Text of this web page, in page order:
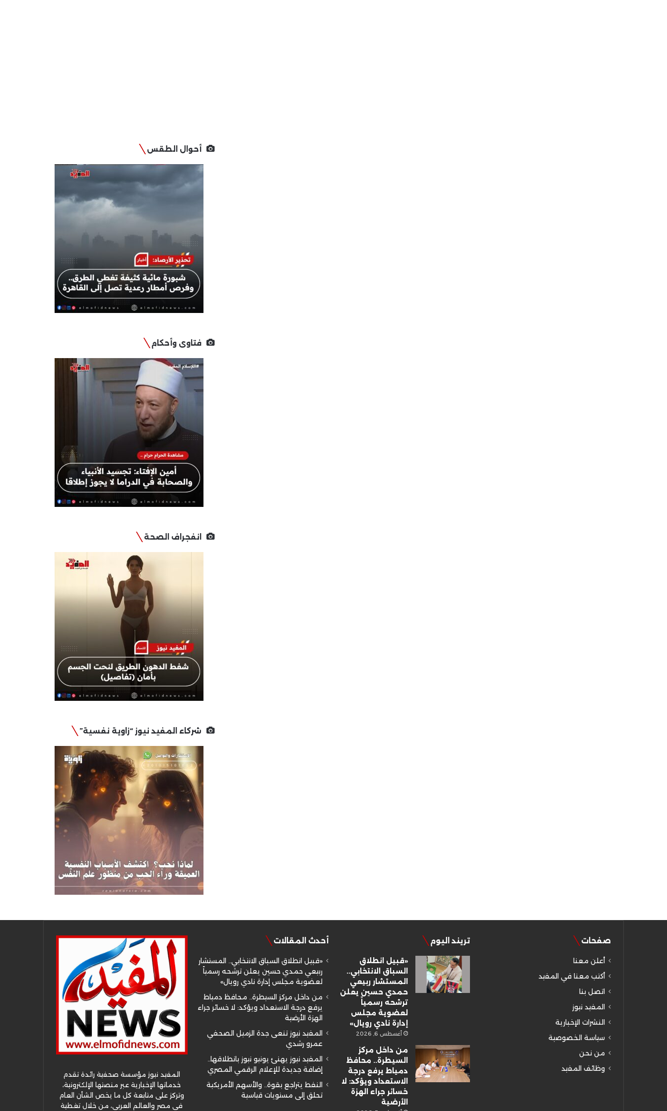
أحوال الطقس
فتاوى وأحكام
انفجراف الصحة
شركاء المفيد نيوز “زاوية نفسية”
صفحات
أعلن معنا
أكتب معنا في المفيد
اتصل بنا
المفيد نيوز
النشرات الإخبارية
سياسة الخصوصية
من نحن
وظائف المفيد
تريند اليوم
«قبيل انطلاق
السباق الانتخابي..
المستشار ربيعي
حمدي حسين يعلن
ترشحه رسمياً
لعضوية مجلس
إدارة نادي رويال»
أغسطس 6, 2026
من داخل مركز
السيطرة.. محافظ
دمياط يرفع درجة
الاستعداد ويؤكد: لا
خسائر جراء الهزة
الأرضية
أحدث المقالات
«قبيل انطلاق السباق الانتخابي.. المستشار
ربيعي حمدي حسين يعلن ترشحه رسمياً
لعضوية مجلس إدارة نادي رويال»
من داخل مركز السيطرة.. محافظ دمياط
يرفع درجة الاستعداد ويؤكد: لا خسائر جراء
الهزة الأرضية
المفيد نيوز تنعى جدة الزميل الصحفي
عمرو رشدي
المفيد نيوز يهنئ يونيو نيوز بانطلاقها..
إضافة جديدة للإعلام الرقمي المصري
النفط يتراجع بقوة.. والأسهم الأمريكية
تحلق إلى مستويات قياسية
المفيد نيوز مؤسسة صحفية رائدة تقدم
خدماتها الإخبارية عبر منصتها الإلكترونية،
وتركز على متابعة كل ما يخص الشأن العام
في مصر والعالم العربي، من خلال تغطية